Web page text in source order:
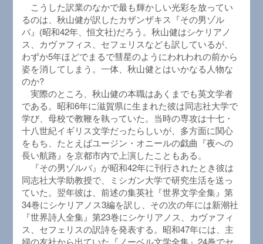
こうした訳業のなかで最も輝かしい光彩を放ってい
るのは、秋山健が訳したカザンザキス『その男ゾル
バ』(昭和42年、恒文社)だろう。秋山健はシケリアノ
ス、カヴァフィス、セフェリスなども訳しているが、
わずか5年ほどでまるで彗星のようにわれわれの前から
姿を消してしまう。一体、秋山健とはいかなる人物な
のか?
実際のところ、秋山健の本職はあくまでも英文学者
である。昭和6年に滋賀県に生まれた彼は同志社大学で
学び、母校で教鞭を執っていた。当時の専攻は十七・
十八世紀イギリス文学だったらしいが、多方面に関心
をもち、たとえばユージン・オニールの戯曲『夜への
長い航路』を京都市内で上演したこともある。
『その男ゾルバ』が昭和42年に刊行されたとき彼は
同志社大学助教授で、ミシガン大学で研究生活を送っ
ていた。翌年彼は、前述の集英社『世界文学全集』第
34巻にシケリアノス3編を訳し、その次の年には新潮社
『世界詩人全集』第23巻にシケリアノス、カヴァフィ
ス、セフェリスの訳詩を発表する。昭和47年には、主
婦の友社から出ていた『ノーベル文学全集』24巻でセ